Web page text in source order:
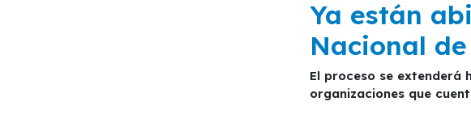
Ya están
Nacional
El proceso se extenderá hasta el lunes 03 de abril a las 23:59 horas. Los proyectos deben ser presentados por
organizaciones que